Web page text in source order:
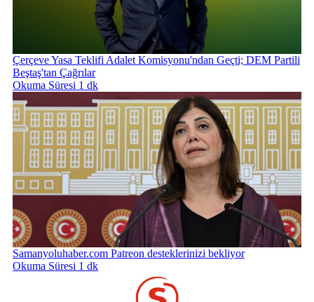
Çerçeve Yasa Teklifi Adalet Komisyonu'ndan Geçti; DEM Partili
Beştaş'tan Çağrılar
Okuma Süresi 1 dk
Samanyoluhaber.com Patreon desteklerinizi bekliyor
Okuma Süresi 1 dk